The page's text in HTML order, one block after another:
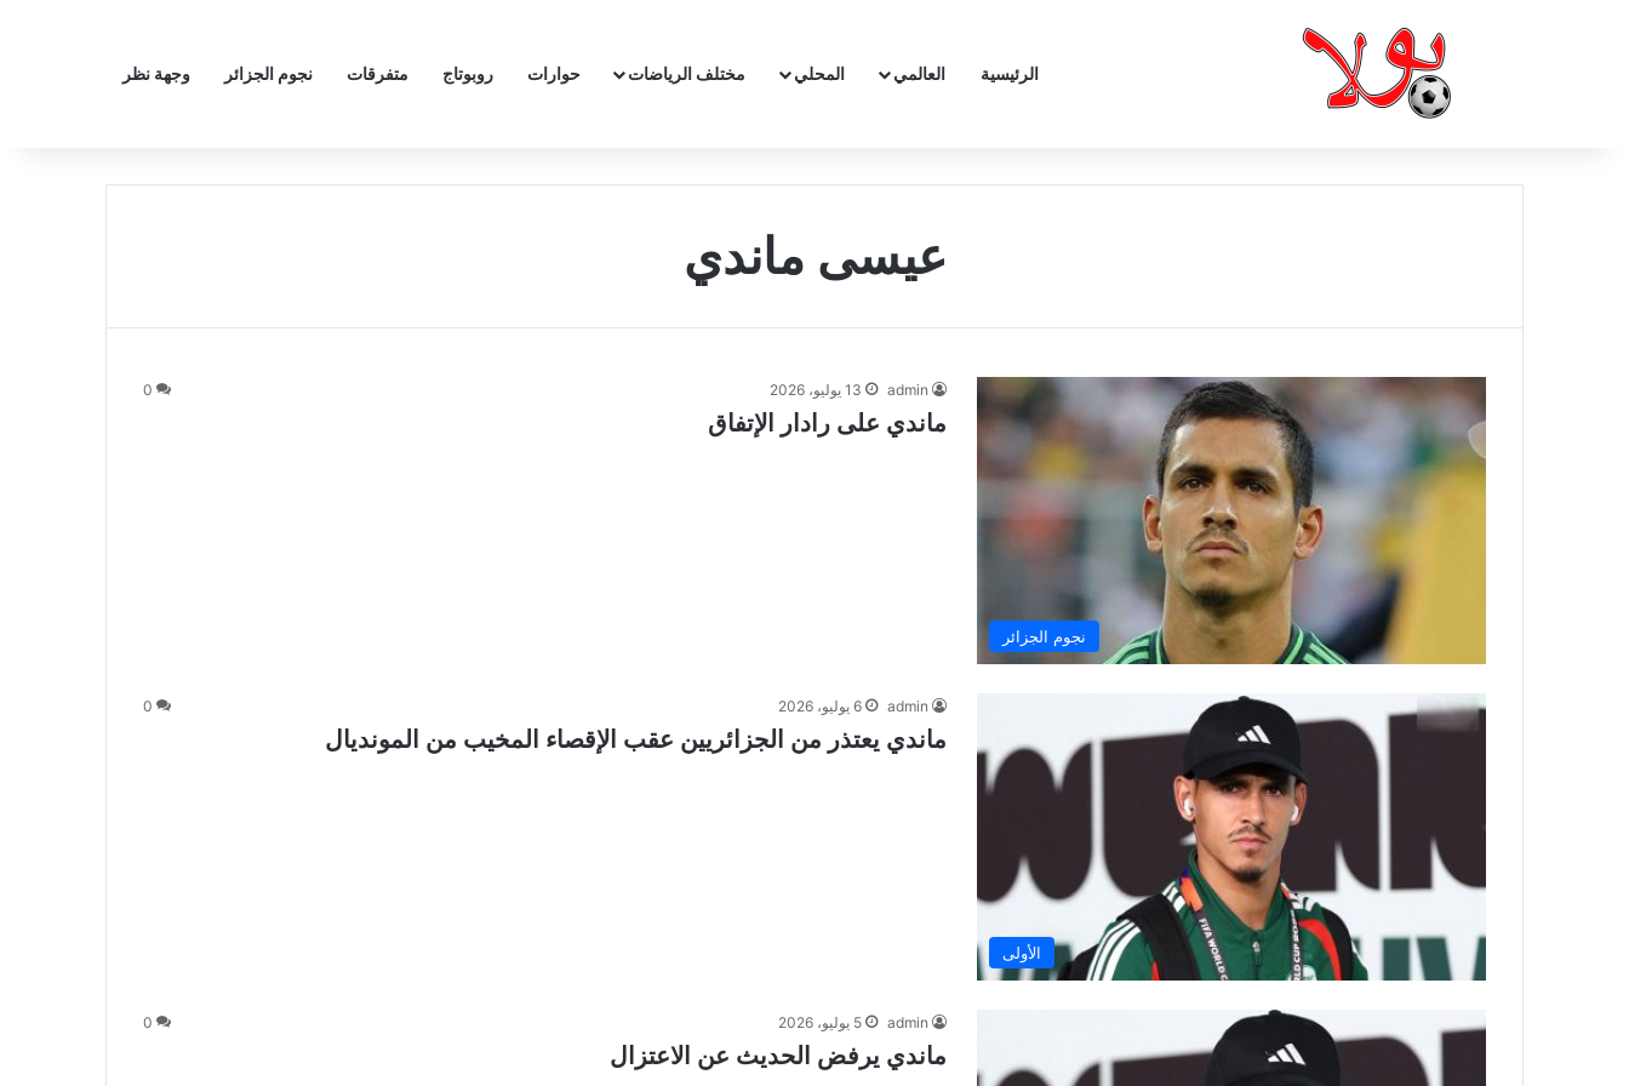
الرئيسية العالمي المحلي مختلف الرياضات حوارات روبوتاج متفرقات نجوم الجزائر وجهة نظر
عيسى ماندي
نجوم الجزائر
admin 13 يوليو، 2026 0
ماندي على رادار الإتفاق
الأولى
admin 6 يوليو، 2026 0
ماندي يعتذر من الجزائريين عقب الإقصاء المخيب من المونديال
admin 5 يوليو، 2026 0
ماندي يرفض الحديث عن الاعتزال